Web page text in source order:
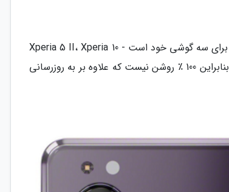
به گزارش پرسینا بلاگ، شرکت سونی در حال ارائه به روزرسانی های جدید برای سه گوشی خود است - Xperia 5 II، Xperia 10
II و Xperia L4. لبباع اطلاعات دقیق این به روزرسانی منتشر نشده است، بنابراین 100 ٪ روشن نیست که علاوه بر به روزرسانی